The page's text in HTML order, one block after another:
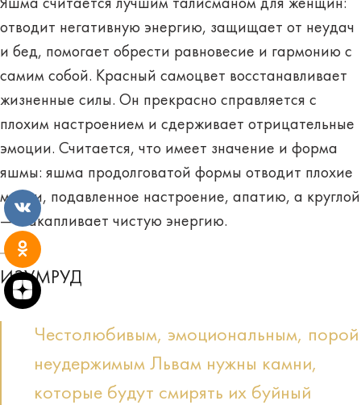
Яшма считается лучшим талисманом для женщин:
отводит негативную энергию, защищает от неудач
и бед, помогает обрести равновесие и гармонию с
самим собой. Красный самоцвет восстанавливает
жизненные силы. Он прекрасно справляется с
плохим настроением и сдерживает отрицательные
эмоции. Считается, что имеет значение и форма
яшмы: яшма продолговатой формы отводит плохие
мысли, подавленное настроение, апатию, а круглой
— накапливает чистую энергию.
ИЗУМРУД
Честолюбивым, эмоциональным, порой
неудержимым Львам нужны камни,
которые будут смирять их буйный